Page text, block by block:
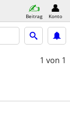
Beitrag Konto
1 von 1